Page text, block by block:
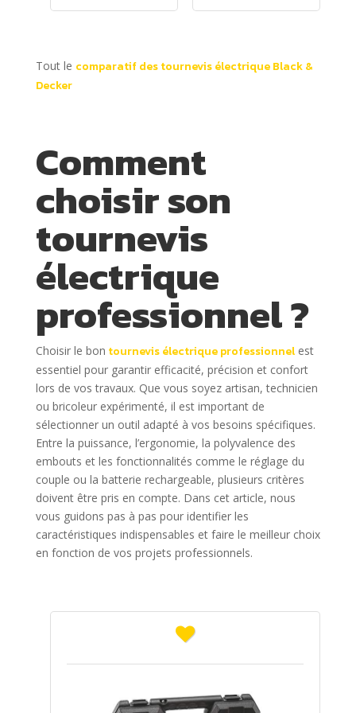
Métallique, 20
Tout le comparatif des tournevis électrique Black &
Decker
Comment
choisir son
tournevis
électrique
professionnel ?
Choisir le bon tournevis électrique professionnelest
essentiel pour garantir efficacité, précision et confort
lors de vos travaux. Que vous soyez artisan, technicien
ou bricoleur expérimenté, il est important de
sélectionner un outil adapté à vos besoins spécifiques.
Entre la puissance, l’ergonomie, la polyvalence des
embouts et les fonctionnalités comme le réglage du
couple ou la batterie rechargeable, plusieurs critères
doivent être pris en compte. Dans cet article, nous
vous guidons pas à pas pour identifier les
caractéristiques indispensables et faire le meilleur choix
en fonction de vos projets professionnels.